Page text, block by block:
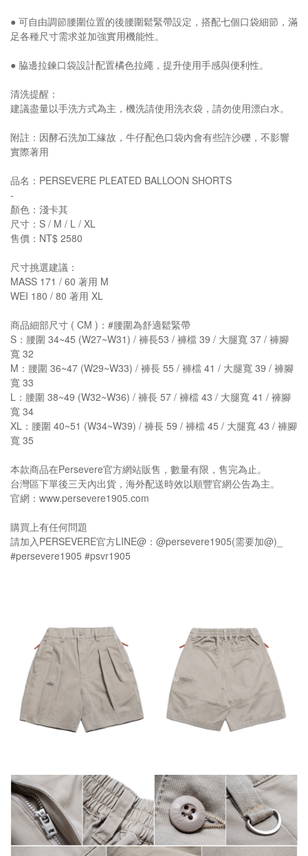
● 可自由調節腰圍位置的後腰圍鬆緊帶設定，搭配七個口袋細節，滿
足各種尺寸需求並加強實用機能性。
● 脇邊拉鍊口袋設計配置橘色拉繩，提升使用手感與便利性。
清洗提醒：
建議盡量以手洗方式為主，機洗請使用洗衣袋，請勿使用漂白水。
附註：因酵石洗加工緣故，牛仔配色口袋內會有些許沙礫，不影響
實際著用
品名：PERSEVERE PLEATED BALLOON SHORTS
-
顏色：淺卡其
尺寸：S / M / L / XL
售價：NT$ 2580
尺寸挑選建議：
MASS 171 / 60 著用 M
WEI 180 / 80 著用 XL
商品細部尺寸 ( CM )：#腰圍為舒適鬆緊帶
S：腰圍 34~45 (W27~W31) / 褲長53 / 褲檔 39 / 大腿寬 37 / 褲腳
寬 32
M：腰圍 36~47 (W29~W33) / 褲長 55 / 褲檔 41 / 大腿寬 39 / 褲腳
寬 33
L：腰圍 38~49 (W32~W36) / 褲長 57 / 褲檔 43 / 大腿寬 41 / 褲腳
寬 34
XL：腰圍 40~51 (W34~W39) / 褲長 59 / 褲檔 45 / 大腿寬 43 / 褲腳
寬 35
本款商品在Persevere官方網站販售，數量有限，售完為止。
台灣區下單後三天內出貨，海外配送時效以順豐官網公告為主。
官網：www.persevere1905.com
購買上有任何問題
請加入PERSEVERE官方LINE@：@persevere1905(需要加@)_
#persevere1905 #psvr1905